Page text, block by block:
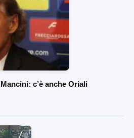
c’è anche Oriali